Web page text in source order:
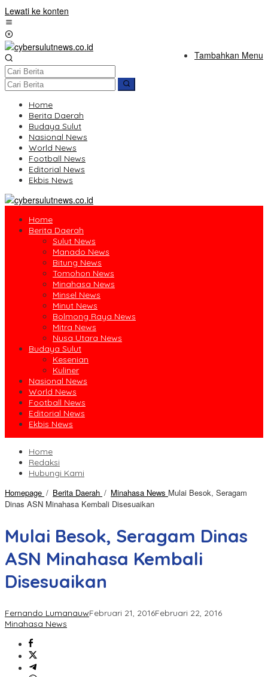
Lewati ke konten
Tambahkan Menu
Home
Berita Daerah
Budaya Sulut
Nasional News
World News
Football News
Editorial News
Ekbis News
Home
Berita Daerah
Sulut News
Manado News
Bitung News
Tomohon News
Minahasa News
Minsel News
Minut News
Bolmong Raya News
Mitra News
Nusa Utara News
Budaya Sulut
Kesenian
Kuliner
Nasional News
World News
Football News
Editorial News
Ekbis News
Home
Redaksi
Hubungi Kami
Homepage / Berita Daerah / Minahasa News Mulai Besok, Seragam
Dinas ASN Minahasa Kembali Disesuaikan
Mulai Besok, Seragam Dinas
ASN Minahasa Kembali
Disesuaikan
Fernando LumanauwFebruari 21, 2016Februari 22, 2016
Minahasa News